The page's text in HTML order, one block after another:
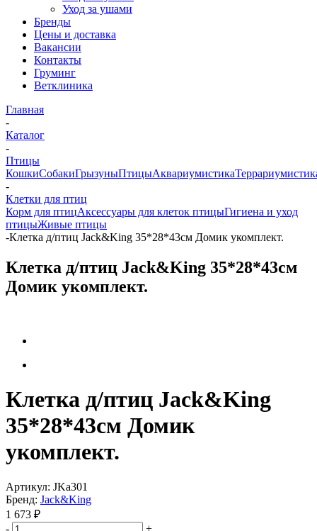
Уход за ушами
Бренды
Цены и доставка
Вакансии
Контакты
Груминг
Ветклиника
Главная
-
Каталог
-
Птицы
КошкиСобакиГрызуныПтицыАквариумистика
-
Клетки для птиц
Корм для птицАксессуары для клеток птицыГигиена и уход
птицыЖивые птицы
-Клетка д/птиц Jack&King 35*28*43см Домик укомплект.
Клетка д/птиц Jack&King 35*28*43см
Домик укомплект.
Клетка д/птиц Jack&King
35*28*43см Домик
укомплект.
Артикул: JKa301
Бренд: Jack&King
1 673 ₽
-
+